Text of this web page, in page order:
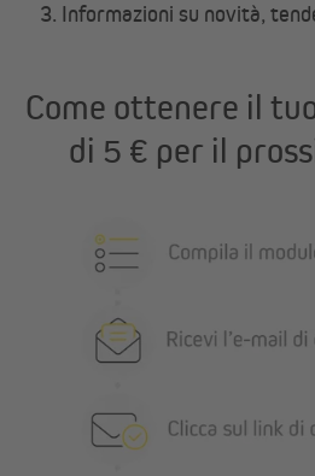
3. Informazioni su novità,
Come ottenere il
di 5 € per il